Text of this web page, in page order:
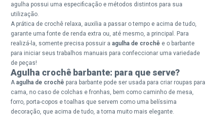
agulha possui uma especificação e métodos distintos para sua
utilização.
A prática de crochê relaxa, auxilia a passar o tempo e acima de tudo,
garante uma fonte de renda extra ou, até mesmo, a principal. Para
realizá-la, somente precisa possuir aagulha de crochê e o barbante
para iniciar seus trabalhos manuais para confeccionar uma variedade
de peças!
Agulha crochê barbante: para que serve?
Aagulha de crochê para barbante pode ser usada para criar roupas para
cama, no caso de colchas e fronhas, bem como caminho de mesa,
forro, porta-copos e toalhas que servem como uma belíssima
decoração, que acima de tudo, a torna muito mais elegante.